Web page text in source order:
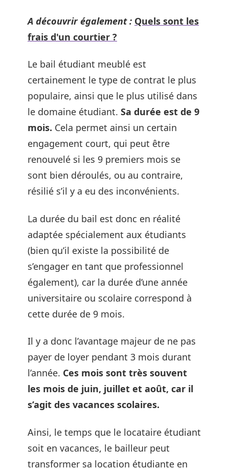
A découvrir également : Quels sont les
frais d'un courtier ?
Le bail étudiant meublé est
certainement le type de contrat le plus
populaire, ainsi que le plus utilisé dans
le domaine étudiant. Sa durée est de 9
mois. Cela permet ainsi un certain
engagement court, qui peut être
renouvelé si les 9 premiers mois se
sont bien déroulés, ou au contraire,
résilié s’il y a eu des inconvénients.
La durée du bail est donc en réalité
adaptée spécialement aux étudiants
(bien qu’il existe la possibilité de
s’engager en tant que professionnel
également), car la durée d’une année
universitaire ou scolaire correspond à
cette durée de 9 mois.
Il y a donc l’avantage majeur de ne pas
payer de loyer pendant 3 mois durant
l’année. Ces mois sont très souvent
les mois de juin, juillet et août, car il
s’agit des vacances scolaires.
Ainsi, le temps que le locataire étudiant
soit en vacances, le bailleur peut
transformer sa location étudiante en